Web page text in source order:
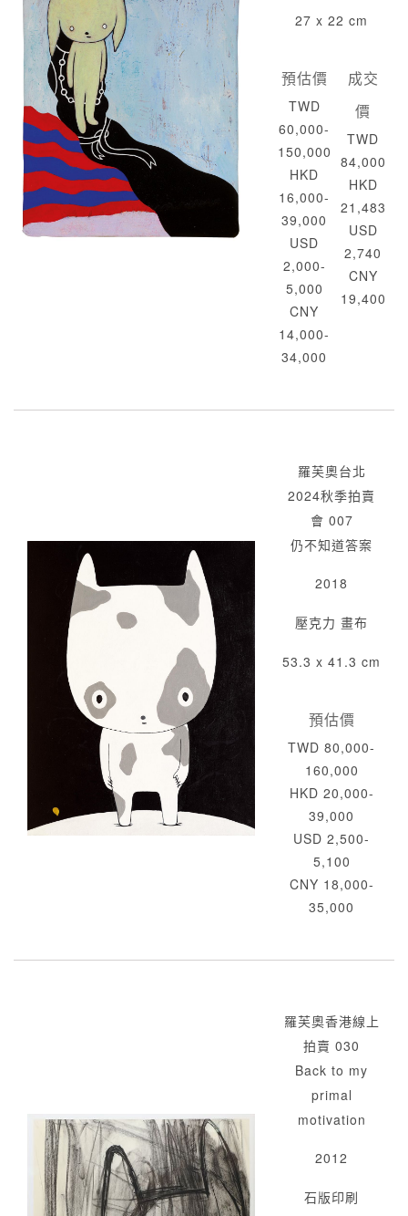
27 x 22 cm
預估價
TWD
60,000-
150,000
HKD
16,000-
39,000
USD
2,000-
5,000
CNY
14,000-
34,000
成交
價
TWD
84,000
HKD
21,483
USD
2,740
CNY
19,400
羅芙奧台北
2024秋季拍賣
會 007
仍不知道答案
2018
壓克力 畫布
53.3 x 41.3 cm
預估價
TWD 80,000-
160,000
HKD 20,000-
39,000
USD 2,500-
5,100
CNY 18,000-
35,000
羅芙奧香港線上
拍賣 030
Back to my
primal
motivation
2012
石版印刷